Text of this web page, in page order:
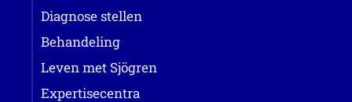
Diagnose stellen
Behandeling
Leven met Sjögren
Expertisecentra